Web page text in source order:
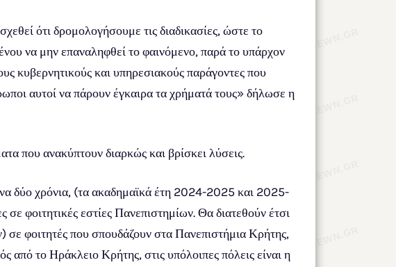
ότι δρομολογήσουμε τις διαδικασίες, ώστε το
να μην επαναληφθεί το φαινόμενο, παρά το υπάρχον
κυβερνητικούς και υπηρεσιακούς παράγοντες που
αυτοί να πάρουν έγκαιρα τα χρήματά τους» δήλωσε η
που ανακύπτουν διαρκώς και βρίσκει λύσεις.
δύο χρόνια, (τα ακαδημαϊκά έτη 2024-2025 και 2025-
φοιτητικές εστίες Πανεπιστημίων. Θα διατεθούν έτσι
σε φοιτητές που σπουδάζουν στα Πανεπιστήμια Κρήτης,
από το Ηράκλειο Κρήτης, στις υπόλοιπες πόλεις είναι η